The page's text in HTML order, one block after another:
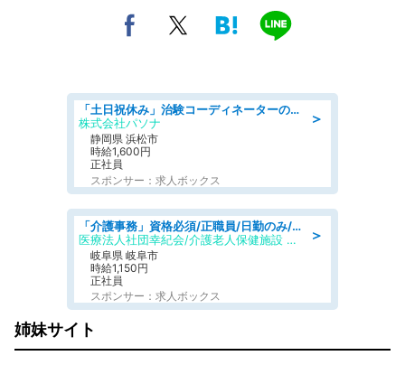
＞
「土日祝休み」治験コーディネーターのお仕事/未経験OK
株式会社パソナ
静岡県 浜松市
時給1,600円
正社員
スポンサー：求人ボックス
＞
「介護事務」資格必須/正職員/日勤のみ/介護老人保健施設
医療法人社団幸紀会/介護老人保健施設 グリーンビラ安江
岐阜県 岐阜市
時給1,150円
正社員
スポンサー：求人ボックス
姉妹サイト